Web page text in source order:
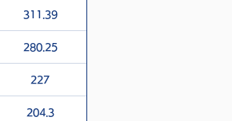
311.39
280.25
227
204.3